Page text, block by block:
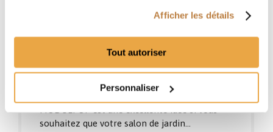
Afficher les détails
Tout autoriser
Personnaliser
3 idées de décoration pour votre
table de jardin en palettes
La personnalisation de votre table en palette
souhaitez que votre salon de jardin…